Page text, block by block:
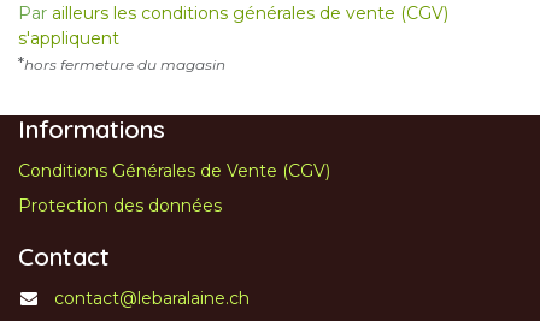
Par ailleurs les conditions générales de vente (CGV)
s'appliquent
*hors fermeture du magasin
Informations
Conditions Générales de Vente (CGV)
Protection des données
Contact
contact@lebaralaine.ch